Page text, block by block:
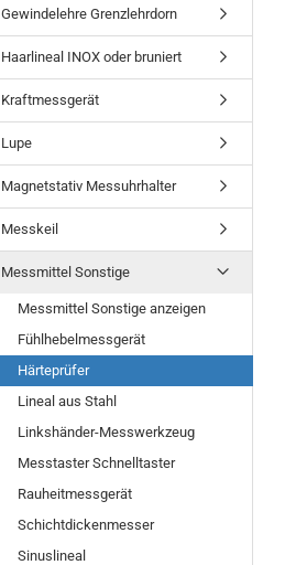
Gewindelehre Grenzlehrdorn
Haarlineal INOX oder bruniert
Kraftmessgerät
Lupe
Magnetstativ Messuhrhalter
Messkeil
Messmittel Sonstige
Messmittel Sonstige anzeigen
Fühlhebelmessgerät
Härteprüfer
Lineal aus Stahl
Linkshänder-Messwerkzeug
Messtaster Schnelltaster
Rauheitmessgerät
Schichtdickenmesser
Sinuslineal